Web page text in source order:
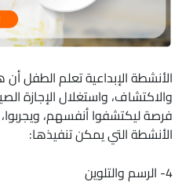
الأنشطة الإبداعية تعلم الطفل
والاكتشاف، واستغلال الإجازة
فرصة ليكتشفوا أنفسهم، ويجربوا،
الأنشطة التي يمكن تنفيذها:
4- الرسم والتلوين